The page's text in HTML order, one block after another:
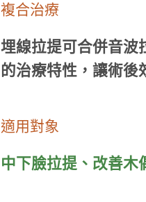
複合治療
埋線拉提可合併音波
的治療特性，讓術後
適用對象
中下臉拉提、改善木